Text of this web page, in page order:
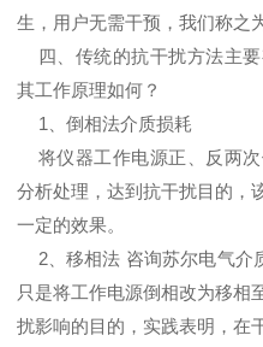
生，用户无需干预，我们称之
四、传统的抗干扰方法主
其工作原理如何？
1、倒相法介质损耗
将仪器工作电源正、反两
分析处理，达到抗干扰目的，
一定的效果。
2、移相法 咨询苏尔电气介
只是将工作电源倒相改为移相
扰影响的目的，实践表明，在